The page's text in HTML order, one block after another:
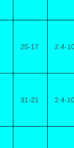
25-17 2.4-
31-21 2.4-